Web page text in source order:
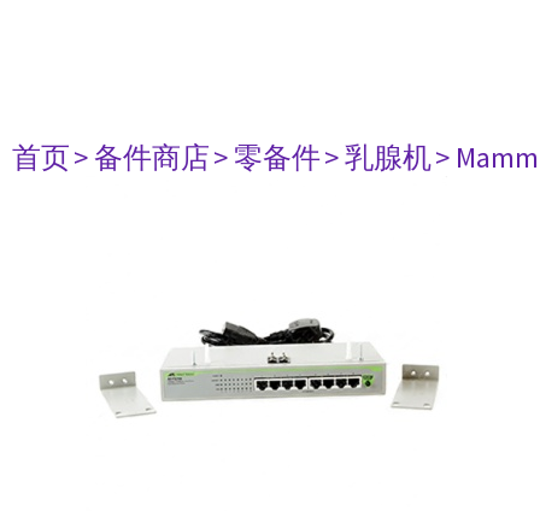
首页> 备件商店> 零备件> 乳腺机>